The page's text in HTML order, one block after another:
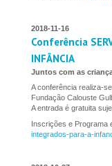
2018-11-16
Conferência
INFÂNCIA
Juntos com as
A conferência realiza-
Fundação Calouste
A entrada é gratuita
Inscrições e Programa
integrados-para-a-